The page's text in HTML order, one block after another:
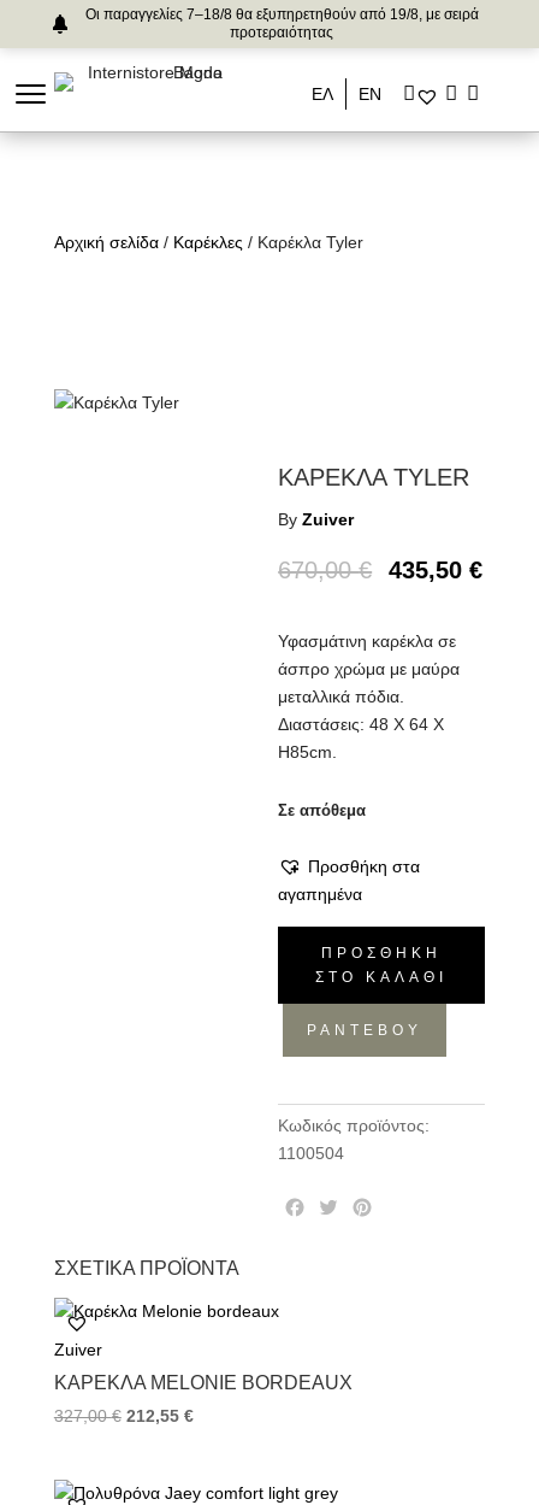
Οι παραγγελίες 7–18/8 θα εξυπηρετηθούν από 19/8, με σειρά
προτεραιότητας
ΕΛ ΕΝ
Αρχική σελίδα/ Καρέκλες / Καρέκλα Tyler
ΚΑΡΕΚΛΑ TYLER
ByZuiver
670,00€ 435,50€
Υφασμάτινη καρέκλα σε
άσπρο χρώμα με μαύρα
μεταλλικά πόδια.
Διαστάσεις: 48 Χ 64 Χ
Η85cm.
Σε απόθεμα
Προσθήκη στα
αγαπημένα
ΠΡΟΣΘΉΚΗ
ΣΤΟ ΚΑΛΆΘΙ
ΡΑΝΤΕΒΟΥ
Κωδικός προϊόντος:
1100504
k
T
ΣΧΕΤΙΚΆ ΠΡΟΪΌΝΤΑ
Zuiver
ΚΑΡΈΚΛΑ MELONIE BORDEAUX
327,00€ 212,55 €